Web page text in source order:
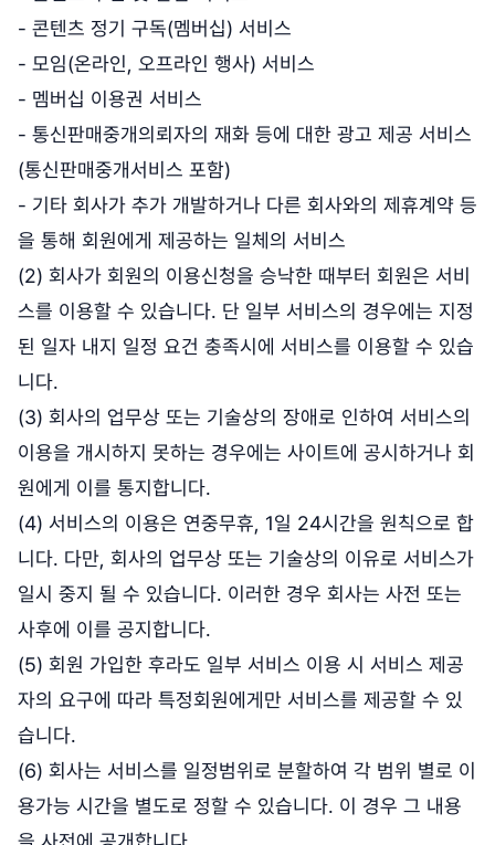
- 콘텐츠 정기 구독(멤버십) 서비스
- 모임(온라인, 오프라인 행사) 서비스
- 멤버십 이용권 서비스
- 통신판매중개의뢰자의 재화 등에 대한 광고 제공 서비스
(통신판매중개서비스 포함)
- 기타 회사가 추가 개발하거나 다른 회사와의 제휴계약 등
을 통해 회원에게 제공하는 일체의 서비스
(2) 회사가 회원의 이용신청을 승낙한 때부터 회원은 서비
스를 이용할 수 있습니다. 단 일부 서비스의 경우에는 지정
된 일자 내지 일정 요건 충족시에 서비스를 이용할 수 있습
니다.
(3) 회사의 업무상 또는 기술상의 장애로 인하여 서비스의
이용을 개시하지 못하는 경우에는 사이트에 공시하거나 회
원에게 이를 통지합니다.
(4) 서비스의 이용은 연중무휴, 1일 24시간을 원칙으로 합
니다. 다만, 회사의 업무상 또는 기술상의 이유로 서비스가
일시 중지 될 수 있습니다. 이러한 경우 회사는 사전 또는
사후에 이를 공지합니다.
(5) 회원 가입한 후라도 일부 서비스 이용 시 서비스 제공
자의 요구에 따라 특정회원에게만 서비스를 제공할 수 있
습니다.
(6) 회사는 서비스를 일정범위로 분할하여 각 범위 별로 이
용가능 시간을 별도로 정할 수 있습니다. 이 경우 그 내용